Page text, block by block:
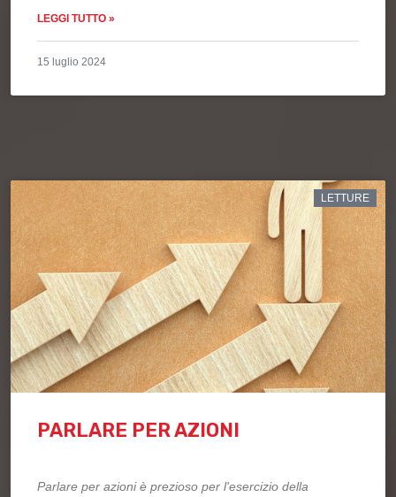
LEGGI TUTTO »
15 luglio 2024
LETTURE
PARLARE PER AZIONI
Parlare per azioni è prezioso per l'esercizio della